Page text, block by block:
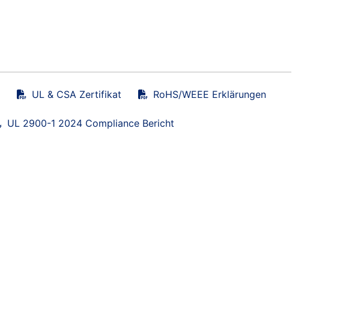
UL & CSA Zertifikat RoHS/WEEE Erklärungen
UL 2900-1 2024 Compliance Bericht